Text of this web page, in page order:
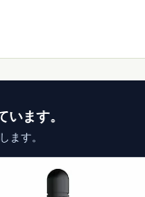
ます。
ます。